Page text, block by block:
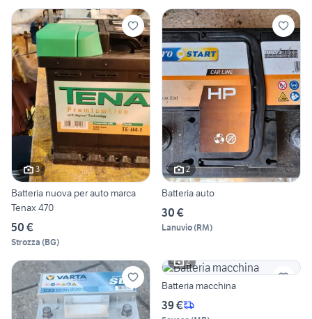
3
Batteria nuova per auto marca
Tenax 470
50 €
Strozza (BG)
2
Batteria auto
30 €
Lanuvio(RM)
2
Batteria macchina
39 €